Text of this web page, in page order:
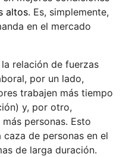
altos. Es, simplemente,
en el mercado
relación de fuerzas
por un lado,
trabajen más tiempo
y, por otro,
personas. Esto
de personas en el
de larga duración.